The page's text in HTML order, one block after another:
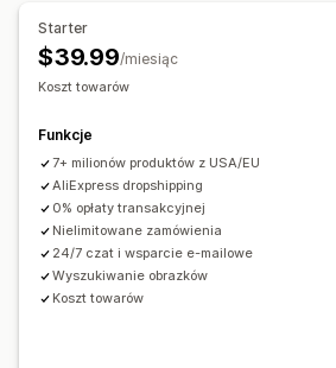
Francja
Hiszpania
Korea Południowa
Turcja Wielka Brytania
Zjednoczone Emiraty Arabskie
Wyroby grawerowane laserowo
Produkty dla zwierząt
Opcje wysyłki
Produkty sprzedawane pod marką
Przesyłka zbiorcza Wysyłka
Wysyłka ekologiczna
Wysyłka do wielu adresów
Śledzenie w czasie rzeczywistym
Starter
$39.99/miesiąc
Koszt towarów
Funkcje
7+ milionów produktów z USA/EU
AliExpress dropshipping
0% opłaty transakcyjnej
Nielimitowane zamówienia
24/7 czat i wsparcie e-mailowe
Wyszukiwanie obrazków
Koszt towarów